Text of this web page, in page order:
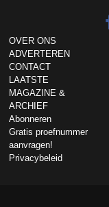
OVER ONS
ADVERTEREN
CONTACT
LAATSTE
MAGAZINE &
ARCHIEF
Abonneren
Gratis proefnummer
aanvragen!
Privacybeleid